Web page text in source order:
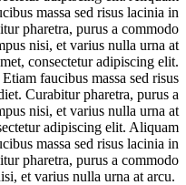
massa sed risus lacinia in
pharetra, purus a commodo
nisi, et varius nulla urna at
consectetur adipiscing elit.
faucibus massa sed risus
Curabitur pharetra, purus a
nisi, et varius nulla urna at
adipiscing elit. Aliquam
massa sed risus lacinia in
pharetra, purus a commodo
et varius nulla urna at arcu.